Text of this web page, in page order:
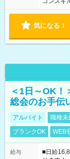
気になる！
＜1日～OK！
総会のお手伝
アルバイト 職種未
ブランクOK
WEB
給与
■日給